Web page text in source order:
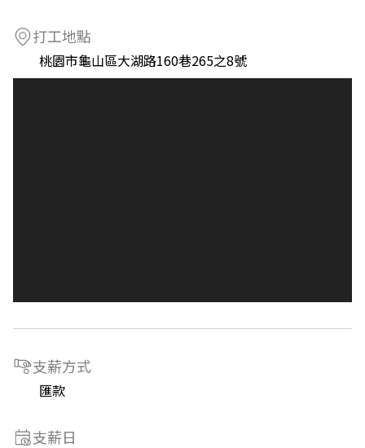
打工地點
桃園市龜山區大湖路160巷265之8號
支薪方式
匯款
支薪日